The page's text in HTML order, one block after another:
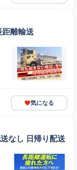
距離輸送
気になる
なし 日帰り配送